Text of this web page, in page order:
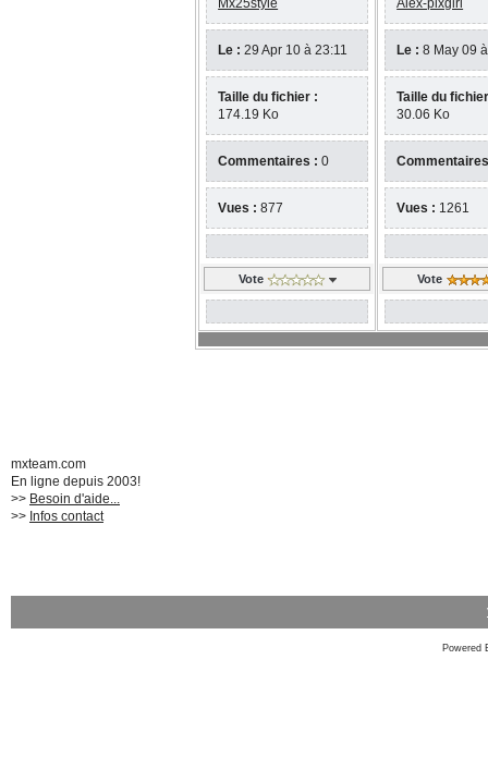
Mx25style
Le : 29 Apr 10 à 23:11
Taille du fichier :
174.19 Ko
Commentaires : 0
Vues :877
Vote
Alex-pixgirl
Le : 8 May 09
Taille du
30.06 Ko
Vues : 1261
Vote
mxteam.com
En ligne depuis 2003!
>> Besoin d'aide...
>> Infos contact
Powered